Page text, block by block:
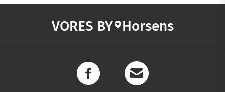
VORES BY Horsens